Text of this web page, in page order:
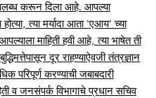
करून दिला आहे. आपल्या
त्या मर्यादा आता ‘एआय’ च्या
माहिती हवी आहे, त्या भाषेत ती
दूर राहण्याऐवजी तंत्रज्ञान
करण्याची जबाबदारी
व जनसंपर्क विभागाचे प्रधान सचिव